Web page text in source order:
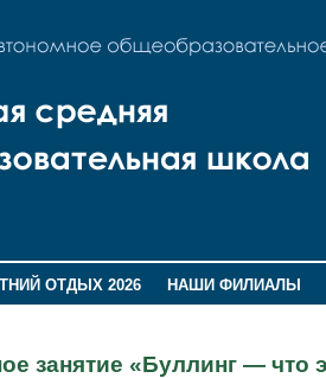
ОТДЫХ 2026
НАШИ ФИЛИАЛЫ
занятие «Буллинг —